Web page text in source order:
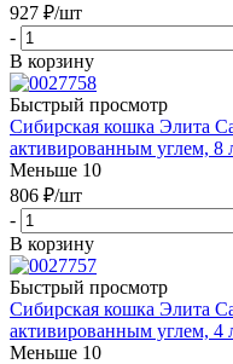
927 ₽/шт
-
В корзину
Быстрый просмотр
Сибирская кошка Элита
активированным углем, 8
Меньше 10
806 ₽/шт
-
В корзину
Быстрый просмотр
Сибирская кошка Элита
активированным углем, 4
Меньше 10